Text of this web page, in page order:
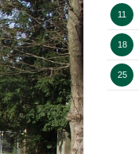
11
18
25